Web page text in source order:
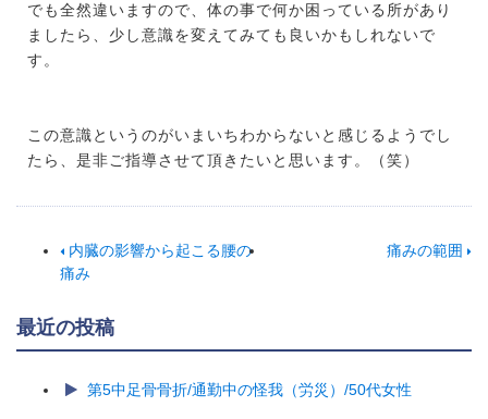
でも全然違いますので、体の事で何か困っている所があり
ましたら、少し意識を変えてみても良いかもしれないで
す。
この意識というのがいまいちわからないと感じるようでし
たら、是非ご指導させて頂きたいと思います。（笑）
内臓の影響から起こる腰の
痛み
痛みの範囲
最近の投稿
第5中足骨骨折/通勤中の怪我（労災）/50代女性